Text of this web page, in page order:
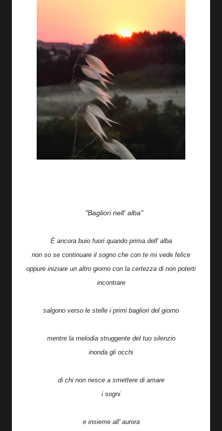
"Bagliori nell' alba"
È ancora buio fuori quando prima dell' alba
non so se continuare il sogno che con te mi vede felice
oppure iniziare un altro giorno con la certezza di non poterti
incontrare
salgono verso le stelle i primi bagliori del giorno
mentre la melodia struggente del tuo silenzio
inonda gli occhi
di chi non riesce a smettere di amare
i sogni
e insieme all' aurora